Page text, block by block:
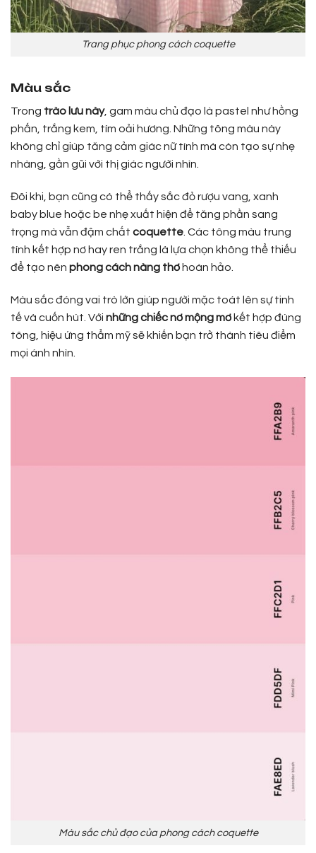
Trang phục phong cách coquette
Màu sắc
Trong trào lưu này, gam màu chủ đạo là pastel như hồng
phấn, trắng kem, tím oải hương. Những tông màu này
không chỉ giúp tăng cảm giác nữ tính mà còn tạo sự nhẹ
nhàng, gần gũi với thị giác người nhìn.
Đôi khi, bạn cũng có thể thấy sắc đỏ rượu vang, xanh
baby blue hoặc be nhẹ xuất hiện để tăng phần sang
trọng mà vẫn đậm chất coquette . Các tông màu trung
tính kết hợp nơ hay ren trắng là lựa chọn không thể thiếu
để tạo nên phong cách nàng thơhoàn hảo.
Màu sắc đóng vai trò lớn giúp người mặc toát lên sự tinh
tế và cuốn hút. Với những chiếc nơ mộng mơkết hợp đúng
tông, hiệu ứng thẩm mỹ sẽ khiến bạn trở thành tiêu điểm
mọi ánh nhìn.
Màu sắc chủ đạo của phong cách coquette